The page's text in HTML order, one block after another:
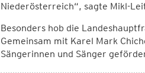
Niederösterreich“, sagte Mikl-
Besonders hob die
Gemeinsam mit Karel Mark
Sängerinnen und Sänger